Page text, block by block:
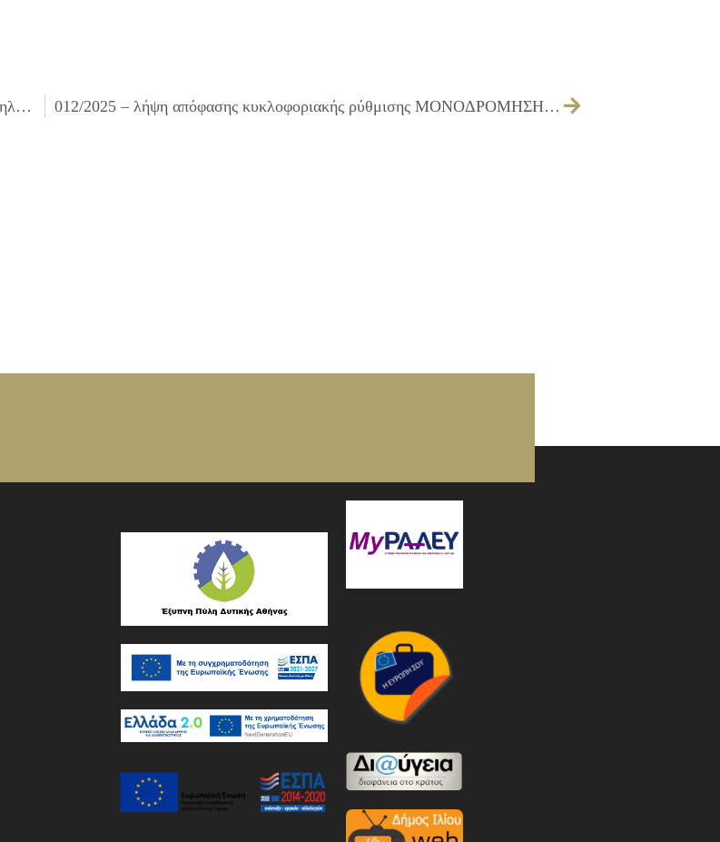
010/2025 – έγκριση πρακτικού της επιτροπής διενέργειας του ανοιχτού ηλεκτρονικού διαγωνισμού κάτω των ορίων που αφορά την «Παροχή υπηρεσιών για την λειτουργία του Συμβουλευτικού Σταθμού για την Άνοια στο Δήμο Ιλίου 2024 -2025» 012/2025 – λήψη απόφασης κυκλοφοριακής ρύθμισης ΜΟΝΟΔΡΟΜΗΣΗ της οδού ΝΑΞΟΥ από την οδό Αρετής έως την οδό Σκοπέλου